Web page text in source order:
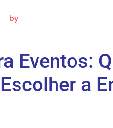
by
Eventos:
a